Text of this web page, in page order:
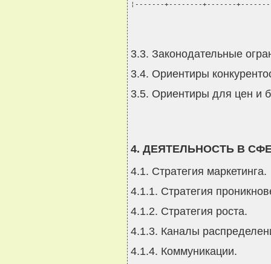
¦-------+--------+-------
3.3. Законодательные
3.4. Ориентиры
3.5. Ориентиры для цен и
4. ДЕЯТЕЛЬНОСТЬ В
4.1. Стратегия маркетинга.
4.1.1. Стратегия
4.1.2. Стратегия роста.
4.1.3. Каналы
4.1.4. Коммуникации.